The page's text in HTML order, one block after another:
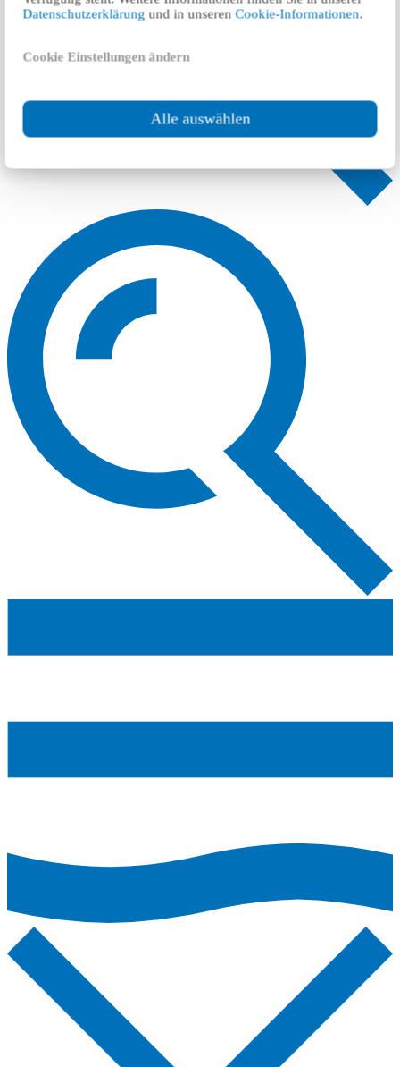
Datenschutzerklärung und in unserenCookie-Informationen.
Cookie Einstellungen ändern
Alle auswählen